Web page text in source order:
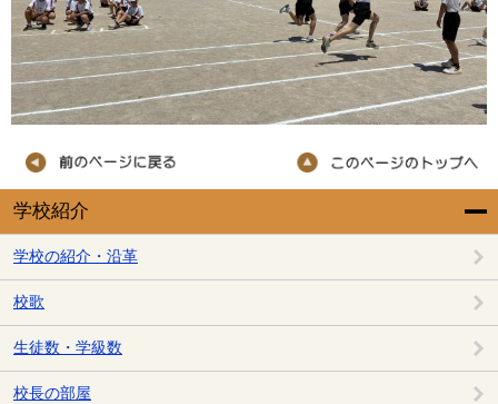
学校紹介
学校の紹介・沿革
校歌
生徒数・学級数
校長の部屋